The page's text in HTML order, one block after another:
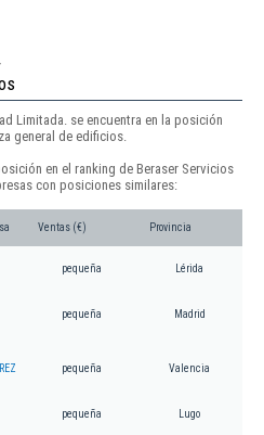
Limitada. se encuentra en la posición
general de edificios.
en el ranking de Beraser Servicios
con posiciones similares:
Ventas (€) Provincia
pequeña Lérida
pequeña Madrid
pequeña Valencia
pequeña Lugo